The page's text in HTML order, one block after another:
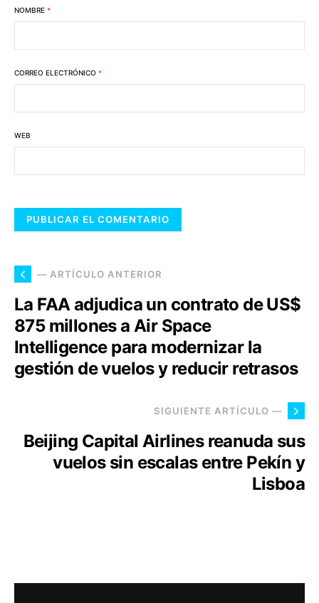
NOMBRE *
CORREO ELECTRÓNICO *
WEB
— ARTÍCULO ANTERIOR
La FAA adjudica un contrato de US$
875 millones a Air Space
Intelligence para modernizar la
gestión de vuelos y reducir retrasos
SIGUIENTE ARTÍCULO —
Beijing Capital Airlines reanuda sus
vuelos sin escalas entre Pekín y
Lisboa